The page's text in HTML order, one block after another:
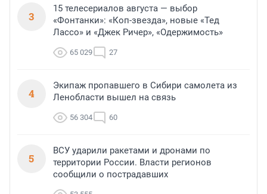
3
15 телесериалов августа — выбор
«Фонтанки»: «Коп-звезда», новые «Тед
Лассо» и «Джек Ричер», «Одержимость»
65 029 27
4
Экипаж пропавшего в Сибири самолета из
Ленобласти вышел на связь
56 304 60
5
ВСУ ударили ракетами и дронами по
территории России. Власти регионов
сообщили о пострадавших